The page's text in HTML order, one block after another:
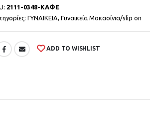
2111-0348-ΚΑΦΕ
ΓΥΝΑΙΚΕΙΑ, Γυναικεία Μοκασίνια/slip on
ADD TO WISHLIST